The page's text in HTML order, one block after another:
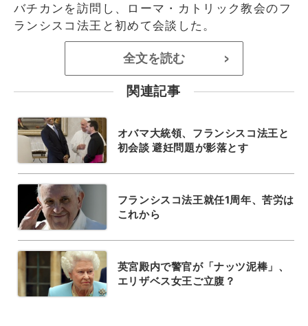
バチカンを訪問し、ローマ・カトリック教会のフ
ランシスコ法王と初めて会談した。
全文を読む >
関連記事
オバマ大統領、フランシスコ法王と
初会談 避妊問題が影落とす
フランシスコ法王就任1周年、苦労は
これから
英宮殿内で警官が「ナッツ泥棒」、
エリザベス女王ご立腹？